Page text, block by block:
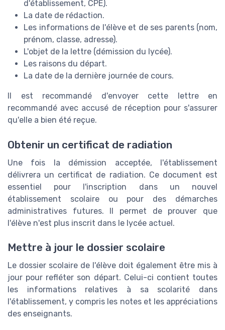
d'établissement, CPE).
La date de rédaction.
Les informations de l'élève et de ses parents (nom,
prénom, classe, adresse).
L'objet de la lettre (démission du lycée).
Les raisons du départ.
La date de la dernière journée de cours.
Il est recommandé d'envoyer cette lettre en
recommandé avec accusé de réception pour s'assurer
qu'elle a bien été reçue.
Obtenir un certificat de radiation
Une fois la démission acceptée, l'établissement
délivrera un certificat de radiation. Ce document est
essentiel pour l'inscription dans un nouvel
établissement scolaire ou pour des démarches
administratives futures. Il permet de prouver que
l'élève n'est plus inscrit dans le lycée actuel.
Mettre à jour le dossier scolaire
Le dossier scolaire de l'élève doit également être mis à
jour pour refléter son départ. Celui-ci contient toutes
les informations relatives à sa scolarité dans
l'établissement, y compris les notes et les appréciations
des enseignants.